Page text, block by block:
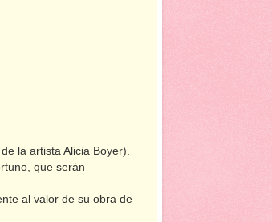
la artista Alicia Boyer).
que serán
al valor de su obra de